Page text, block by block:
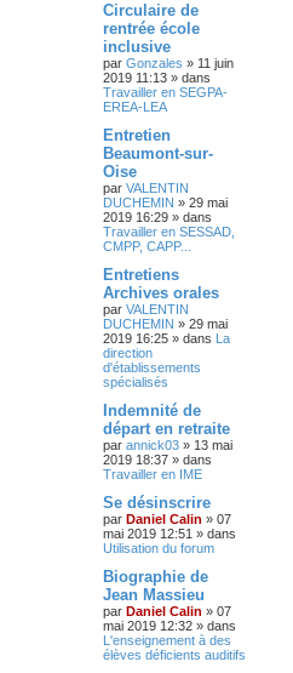
Circulaire de
rentrée école
inclusive
par Gonzales » 11 juin
2019 11:13 » dans
Travailler en SEGPA-
EREA-LEA
Entretien
Beaumont-sur-
Oise
par VALENTIN
DUCHEMIN » 29 mai
2019 16:29 » dans
Travailler en SESSAD,
CMPP, CAPP...
Entretiens
Archives orales
par VALENTIN
DUCHEMIN » 29 mai
2019 16:25 » dans La
direction
d'établissements
spécialisés
Indemnité de
départ en retraite
par annick03 » 13 mai
2019 18:37 » dans
Travailler en IME
Se désinscrire
par Daniel Calin » 07
mai 2019 12:51 » dans
Utilisation du forum
Biographie de
Jean Massieu
par Daniel Calin » 07
mai 2019 12:32 » dans
L'enseignement à des
élèves déficients auditifs